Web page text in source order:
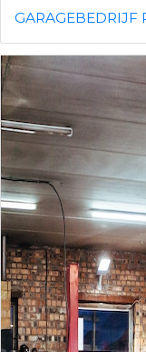
GARAGEBEDRIJF